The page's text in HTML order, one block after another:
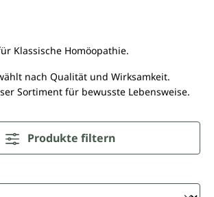
Klassische Homöopathie.
nach Qualität und Wirksamkeit.
Sortiment für bewusste Lebensweise.
Produkte filtern